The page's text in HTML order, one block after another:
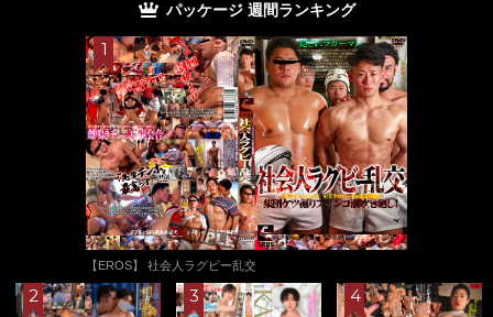
パッケージ 週間ランキング
【EROS】 社会人ラグビー乱交